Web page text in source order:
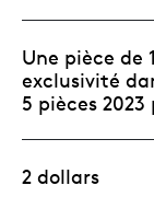
Une pièce de
exclusivité
5 pièces 2023
2 dollars